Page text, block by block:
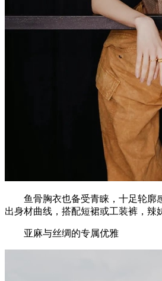
鱼骨胸衣也备受青睐，十足轮廓
出身材曲线，搭配短裙或工装裤，辣
亚麻与丝绸的专属优雅